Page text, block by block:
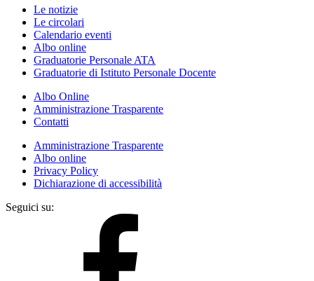
Le notizie
Le circolari
Calendario eventi
Albo online
Graduatorie Personale ATA
Graduatorie di Istituto Personale Docente
Albo Online
Amministrazione Trasparente
Contatti
Amministrazione Trasparente
Albo online
Privacy Policy
Dichiarazione di accessibilità
Seguici su: